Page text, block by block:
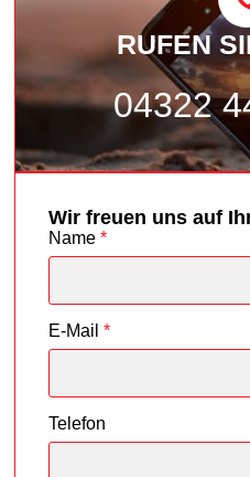
RUFEN
04322
Wir freuen uns auf
Name *
E-Mail *
Telefon